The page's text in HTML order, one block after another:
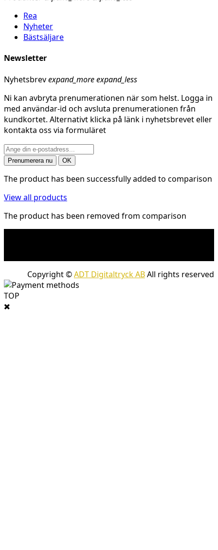
Rea
Nyheter
Bästsäljare
Newsletter
Nyhetsbrevexpand_moreexpand_less
Ni kan avbryta prenumerationen när som helst. Logga in
med användar-id och avsluta prenumerationen från
kundkortet. Alternativt klicka på länk i nyhetsbrevet eller
kontakta oss via formuläret
The product has been successfully added to comparison
View all products
The product has been removed from comparison
Copyright ©ADT Digitaltryck ABAll rights reserved
TOP